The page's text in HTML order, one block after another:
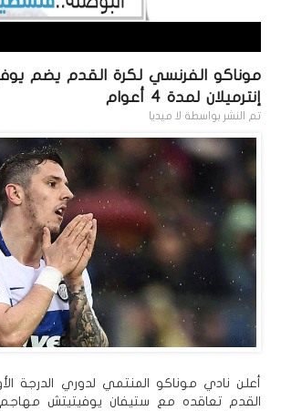
موناكو الفرنسي لكرة القدم يضم
إنترميلان لمدة 4 أعوام
تم النشر بواسطة لا ميديا
أعلن نادي موناكو المنتمي لدوري الدرجة
القدم تعاقده مع ستيفان يوفيتيتش مهاجم